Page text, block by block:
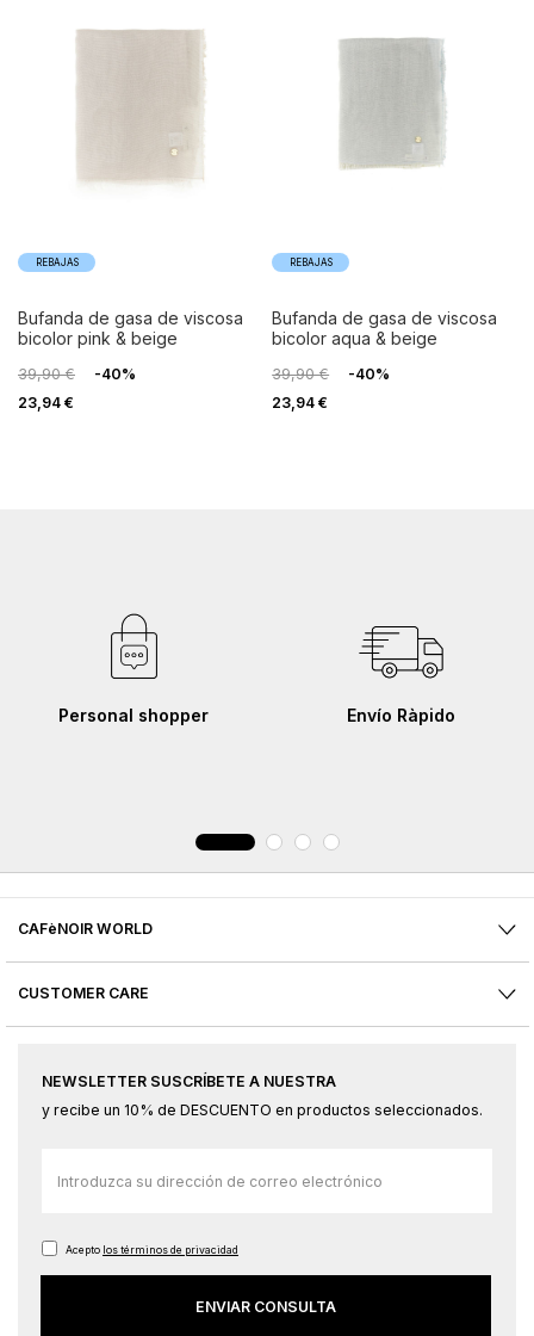
REBAJAS
bufanda de gasa de viscosa
bicolor pink & beige
39,90 €
-40%
23,94 €
REBAJAS
bufanda de gasa de viscosa
bicolor aqua & beige
39,90 €
-40%
23,94 €
Personal shopper Envío Ràpido
CAFèNOIR WORLD
CUSTOMER CARE
NEWSLETTER SUSCRÍBETE A NUESTRA
y recibe un 10% de DESCUENTO en productos seleccionados.
boletín
de
Acepto los términos de privacidad
ENVIAR CONSULTA